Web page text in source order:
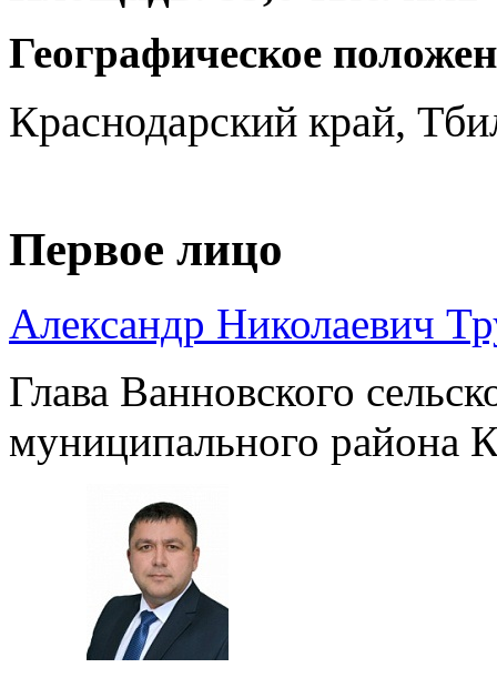
Географическое
Краснодарский край,
Первое лицо
Александр Николаевич
Глава Ванновского
муниципального района